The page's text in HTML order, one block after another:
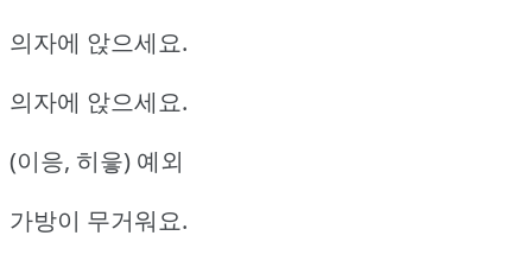
의자에 앉으세요.
의자에 앉으세요.
(이응, 히읗) 예외
가방이 무거워요.